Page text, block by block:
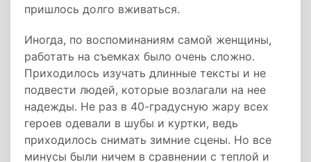
пришлось долго вживаться.
Иногда, по воспоминаниям самой женщины,
работать на съемках было очень сложно.
Приходилось изучать длинные тексты и не
подвести людей, которые возлагали на нее
надежды. Не раз в 40-градусную жару всех
героев одевали в шубы и куртки, ведь
приходилось снимать зимние сцены. Но все
минусы были ничем в сравнении с теплой и